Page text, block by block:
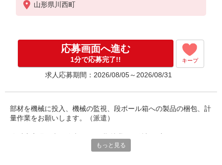
山形県川西町
応募画面へ進む
1分で応募完了!! キープ
求人応募期間：2026/08/05～2026/08/31
部材を機械に投入、機械の監視、段ボール箱への製品の梱包、計
量作業をお願いします。（派遣）
メ。収入UP♪残業セットの交替制のお仕事です。
もっと見る